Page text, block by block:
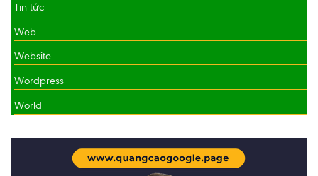
Tin tức
Web
Website
Wordpress
World